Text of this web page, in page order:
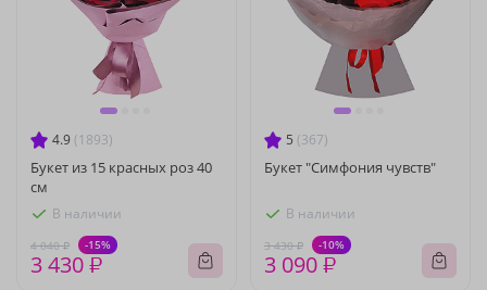
4.9 (1893)
Букет из 15 красных роз 40
см
В наличии
4 040 ₽ -15%
3 430 ₽
5 (367)
Букет "Симфония чувств"
В наличии
3 430 ₽ -10%
3 090 ₽